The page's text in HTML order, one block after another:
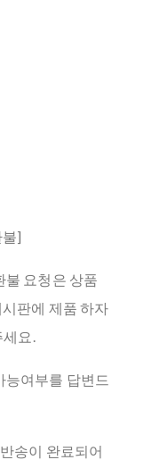
]
불 요청은 상품
판에 제품 하자
요.
능여부를 답변드
송이 완료되어